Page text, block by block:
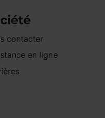
contacter
en ligne